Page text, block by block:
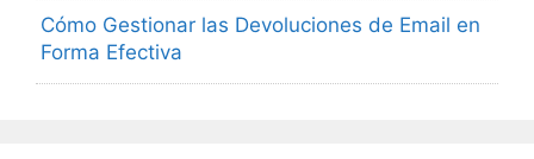
Cómo Gestionar las Devoluciones de Email en
Forma Efectiva